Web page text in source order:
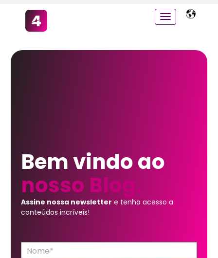
Bem vindo ao
nosso Blog.
Assine nossa newsletter e tenha acesso a
conteúdos incríveis!